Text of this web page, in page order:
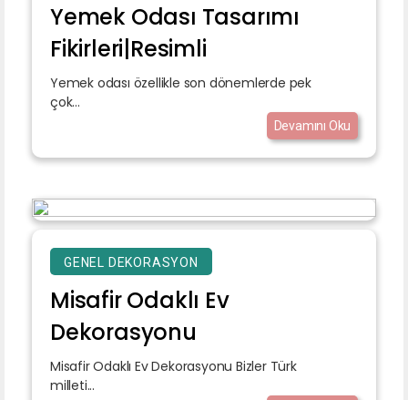
Yemek Odası Tasarımı
Fikirleri|Resimli
Yemek odası özellikle son dönemlerde pek
çok...
Devamını Oku
GENEL DEKORASYON
Misafir Odaklı Ev
Dekorasyonu
Misafir Odaklı Ev Dekorasyonu Bizler Türk
milleti...